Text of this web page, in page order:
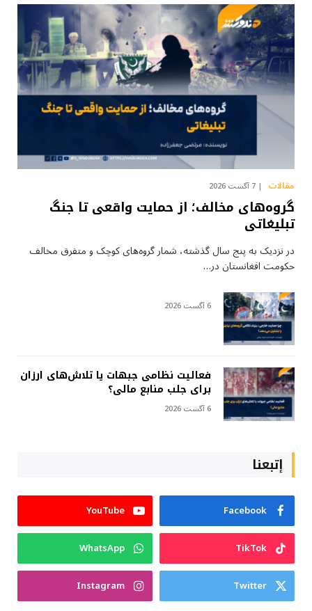
مقالات 7 آگست 2026
گروه‌های مخالف؛ از حمایت واقعی تا جنگ
تبلیغاتی
در نزدیک به پنج سال گذشته، شمار گروه‌های کوچک و متفرق مخالف
حکومت افغانستان در…
6 آگست 2026
فعالیت نظامی جبهات یا تلاش‌های ارزان
برای جلب منابع مالی؟
6 آگست 2026
إتبعنا
Facebook
YouTube
TikTok
WhatsApp
Twitter
Instagram